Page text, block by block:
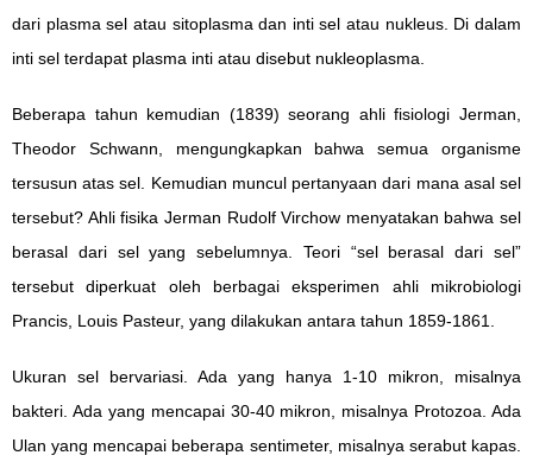
dari plasma sel atau sitoplasma dan inti sel atau nukleus. Di dalam
inti sel terdapat plasma inti atau disebut nukleoplasma.
Beberapa tahun kemudian (1839) seorang ahli fisiologi Jerman,
Theodor Schwann, mengungkapkan bahwa semua organisme
tersusun atas sel. Kemudian muncul pertanyaan dari mana asal sel
tersebut? Ahli fisika Jerman Rudolf Virchow menyatakan bahwa sel
berasal dari sel yang sebelumnya. Teori “sel berasal dari sel”
tersebut diperkuat oleh berbagai eksperimen ahli mikrobiologi
Prancis, Louis Pasteur, yang dilakukan antara tahun 1859-1861.
Ukuran sel bervariasi. Ada yang hanya 1-10 mikron, misalnya
bakteri. Ada yang mencapai 30-40 mikron, misalnya Protozoa. Ada
Ulan yang mencapai beberapa sentimeter, misalnya serabut kapas.